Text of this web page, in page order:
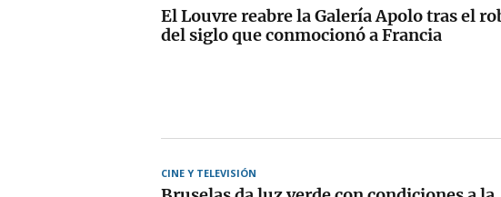
El Louvre reabre la Galería Apolo tras el
del siglo que conmocionó a Francia
CINE Y TELEVISIÓN